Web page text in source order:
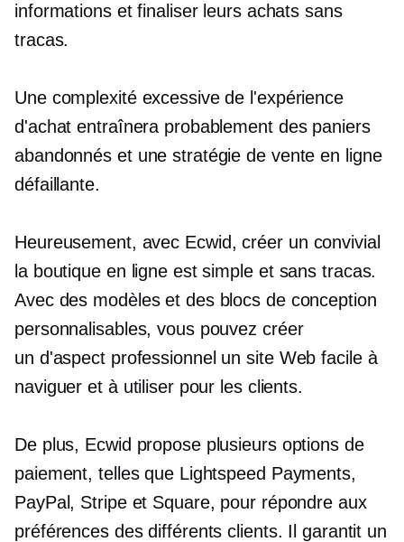
informations et finaliser leurs achats sans
tracas.
Une complexité excessive de l'expérience
d'achat entraînera probablement des paniers
abandonnés et une stratégie de vente en ligne
défaillante.
Heureusement, avec Ecwid, créer un convivial
la boutique en ligne est simple et sans tracas.
Avec des modèles et des blocs de conception
personnalisables, vous pouvez créer
un d'aspect professionnel un site Web facile à
naviguer et à utiliser pour les clients.
De plus, Ecwid propose plusieurs options de
paiement, telles que Lightspeed Payments,
PayPal, Stripe et Square, pour répondre aux
préférences des différents clients. Il garantit un